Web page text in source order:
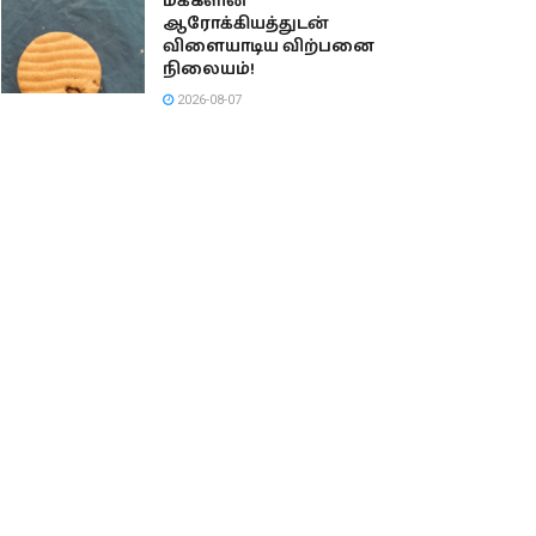
ஆரோக்கியத்துடன்
விளையாடிய விற்பனை
நிலையம்!
2026-08-07